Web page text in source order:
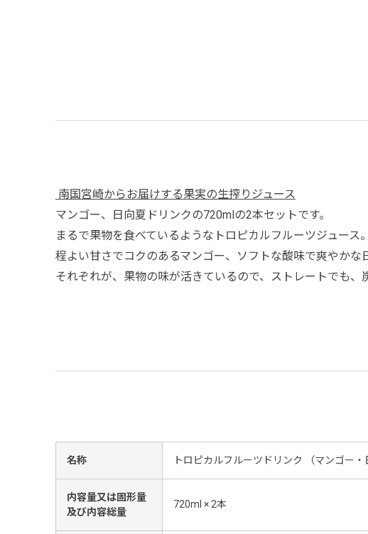
南国宮崎からお届けする果実の生搾りジュース
マンゴー、日向夏ドリンクの720mlの2本セットです。
まるで果物を食べているようなトロピカルフルーツジュー
程よい甘さでコクのあるマンゴー、ソフトな酸味で爽やかな
それぞれが、果物の味が活きているので、ストレートでも、
名称 トロピカルフルーツドリンク （マンゴー
内容量又は固形量
及び内容総量
720ml × 2本